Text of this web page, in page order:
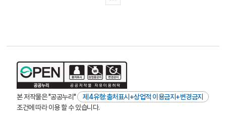
본 저작물은 "공공누리"
제4유형:출처표시+상업적 이용금지+변경금지
조건에 따라 이용 할 수 있습니다.